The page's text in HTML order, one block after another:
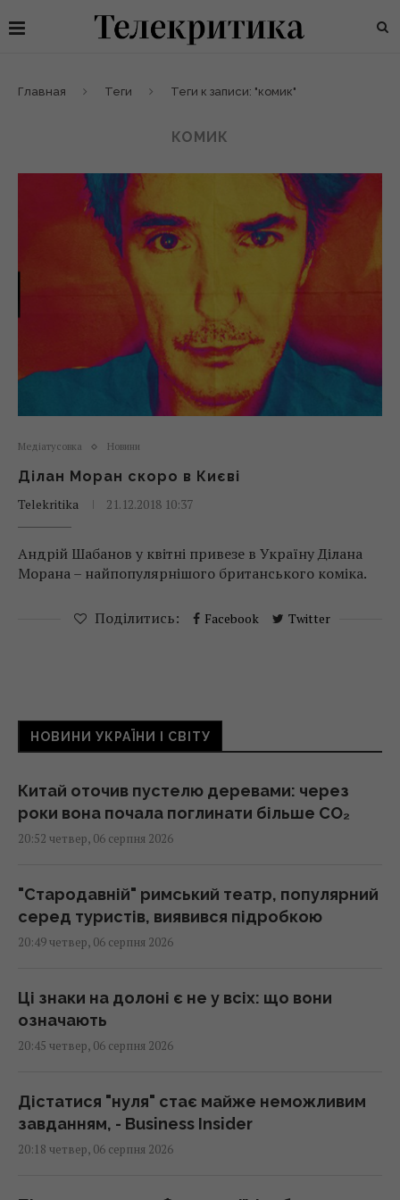
Главная Теги Теги к записи: "комик"
КОМИК
Медіатусовка Новини
Ділан Моран скоро в Києві
Telekritika
21.12.2018 10:37
Андрій Шабанов у квітні привезе в Україну Ділана
Морана – найпопулярнішого британського коміка.
Поділитись: Facebook Twitter
НОВИНИ УКРАЇНИ І СВІТУ
Китай оточив пустелю деревами: через
роки вона почала поглинати більше CO₂
20:52 четвер, 06 серпня 2026
"Стародавній" римський театр, популярний
серед туристів, виявився підробкою
20:49 четвер, 06 серпня 2026
Ці знаки на долоні є не у всіх: що вони
означають
20:45 четвер, 06 серпня 2026
Дістатися "нуля" стає майже неможливим
завданням, - Business Insider
20:18 четвер, 06 серпня 2026